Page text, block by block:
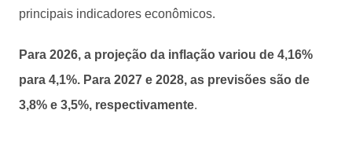
principais indicadores econômicos.
Para 2026, a projeção da inflação variou de 4,16%
para 4,1%. Para 2027 e 2028, as previsões são de
3,8% e 3,5%, respectivamente.